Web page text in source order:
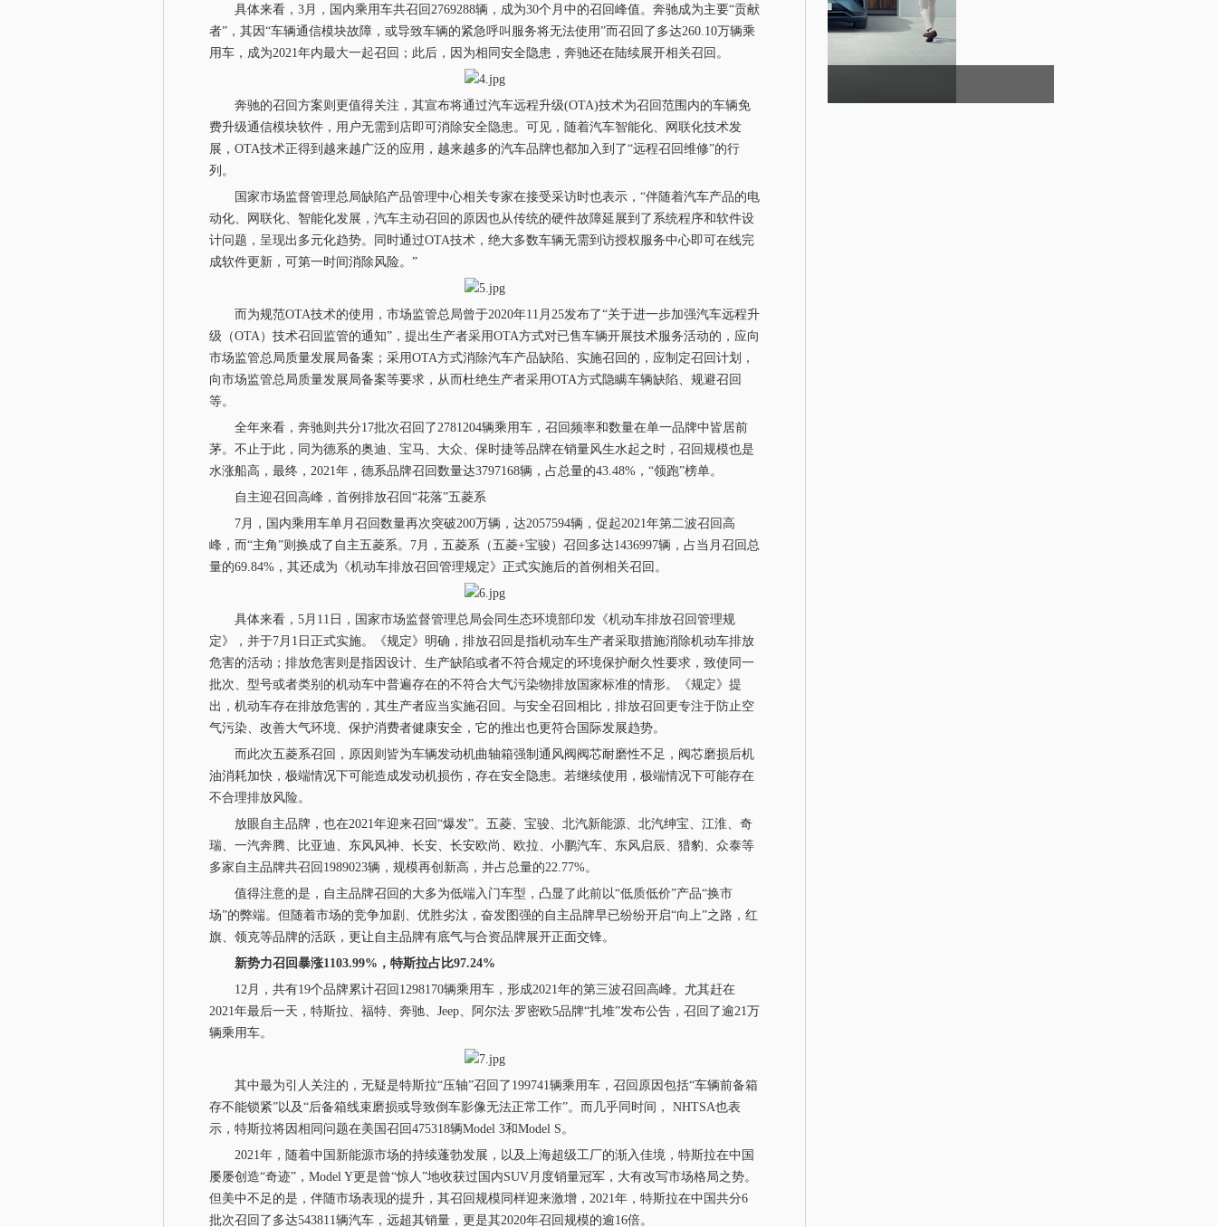
具体来看，3月，国内乘用车共召回2769288辆，成为30个月中的召回峰值。奔驰成为主要“贡献
者”，其因“车辆通信模块故障，或导致车辆的紧急呼叫服务将无法使用”而召回了多达260.10万辆乘
用车，成为2021年内最大一起召回；此后，因为相同安全隐患，奔驰还在陆续展开相关召回。
奔驰的召回方案则更值得关注，其宣布将通过汽车远程升级(OTA)技术为召回范围内的车辆免
费升级通信模块软件，用户无需到店即可消除安全隐患。可见，随着汽车智能化、网联化技术发
展，OTA技术正得到越来越广泛的应用，越来越多的汽车品牌也都加入到了“远程召回维修”的行
列。
国家市场监督管理总局缺陷产品管理中心相关专家在接受采访时也表示，“伴随着汽车产品的电
动化、网联化、智能化发展，汽车主动召回的原因也从传统的硬件故障延展到了系统程序和软件设
计问题，呈现出多元化趋势。同时通过OTA技术，绝大多数车辆无需到访授权服务中心即可在线完
成软件更新，可第一时间消除风险。”
而为规范OTA技术的使用，市场监管总局曾于2020年11月25发布了“关于进一步加强汽车远程升
级（OTA）技术召回监管的通知”，提出生产者采用OTA方式对已售车辆开展技术服务活动的，应向
市场监管总局质量发展局备案；采用OTA方式消除汽车产品缺陷、实施召回的，应制定召回计划，
向市场监管总局质量发展局备案等要求，从而杜绝生产者采用OTA方式隐瞒车辆缺陷、规避召回
等。
全年来看，奔驰则共分17批次召回了2781204辆乘用车，召回频率和数量在单一品牌中皆居前
茅。不止于此，同为德系的奥迪、宝马、大众、保时捷等品牌在销量风生水起之时，召回规模也是
水涨船高，最终，2021年，德系品牌召回数量达3797168辆，占总量的43.48%，“领跑”榜单。
自主迎召回高峰，首例排放召回“花落”五菱系
7月，国内乘用车单月召回数量再次突破200万辆，达2057594辆，促起2021年第二波召回高
峰，而“主角”则换成了自主五菱系。7月，五菱系（五菱+宝骏）召回多达1436997辆，占当月召回总
量的69.84%，其还成为《机动车排放召回管理规定》正式实施后的首例相关召回。
具体来看，5月11日，国家市场监督管理总局会同生态环境部印发《机动车排放召回管理规
定》，并于7月1日正式实施。《规定》明确，排放召回是指机动车生产者采取措施消除机动车排放
危害的活动；排放危害则是指因设计、生产缺陷或者不符合规定的环境保护耐久性要求，致使同一
批次、型号或者类别的机动车中普遍存在的不符合大气污染物排放国家标准的情形。《规定》提
出，机动车存在排放危害的，其生产者应当实施召回。与安全召回相比，排放召回更专注于防止空
气污染、改善大气环境、保护消费者健康安全，它的推出也更符合国际发展趋势。
而此次五菱系召回，原因则皆为车辆发动机曲轴箱强制通风阀阀芯耐磨性不足，阀芯磨损后机
油消耗加快，极端情况下可能造成发动机损伤，存在安全隐患。若继续使用，极端情况下可能存在
不合理排放风险。
放眼自主品牌，也在2021年迎来召回“爆发”。五菱、宝骏、北汽新能源、北汽绅宝、江淮、奇
瑞、一汽奔腾、比亚迪、东风风神、长安、长安欧尚、欧拉、小鹏汽车、东风启辰、猎豹、众泰等
多家自主品牌共召回1989023辆，规模再创新高，并占总量的22.77%。
值得注意的是，自主品牌召回的大多为低端入门车型，凸显了此前以“低质低价”产品“换市
场”的弊端。但随着市场的竞争加剧、优胜劣汰，奋发图强的自主品牌早已纷纷开启“向上”之路，红
旗、领克等品牌的活跃，更让自主品牌有底气与合资品牌展开正面交锋。
新势力召回暴涨1103.99%，特斯拉占比97.24%
12月，共有19个品牌累计召回1298170辆乘用车，形成2021年的第三波召回高峰。尤其赶在
2021年最后一天，特斯拉、福特、奔驰、Jeep、阿尔法·罗密欧5品牌“扎堆”发布公告，召回了逾21万
辆乘用车。
其中最为引人关注的，无疑是特斯拉“压轴”召回了199741辆乘用车，召回原因包括“车辆前备箱
存不能锁紧”以及“后备箱线束磨损或导致倒车影像无法正常工作”。而几乎同时间， NHTSA也表
示，特斯拉将因相同问题在美国召回475318辆Model 3和Model S。
2021年，随着中国新能源市场的持续蓬勃发展，以及上海超级工厂的渐入佳境，特斯拉在中国
屡屡创造“奇迹”，Model Y更是曾“惊人”地收获过国内SUV月度销量冠军，大有改写市场格局之势。
但美中不足的是，伴随市场表现的提升，其召回规模同样迎来激增，2021年，特斯拉在中国共分6
批次召回了多达543811辆汽车，远超其销量，更是其2020年召回规模的逾16倍。